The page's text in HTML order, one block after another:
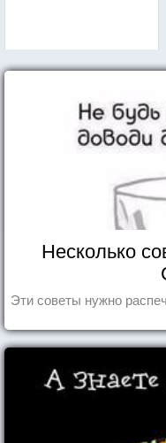
Несколько
Эти советы нужно